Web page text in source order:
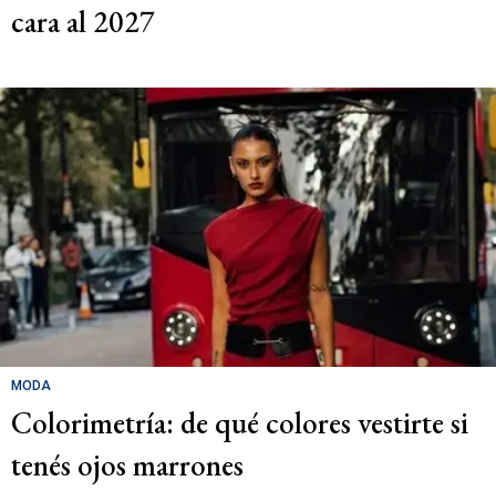
cara al 2027
MODA
Colorimetría: de qué colores vestirte si
tenés ojos marrones